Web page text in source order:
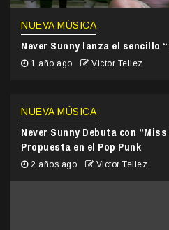
NUEVA MÚSICA
Never Sunny lanza el sencillo
1 año ago Victor Tellez
NUEVA MÚSICA
Never Sunny Debuta con
Propuesta en el Pop Punk
2 años ago Victor Tellez